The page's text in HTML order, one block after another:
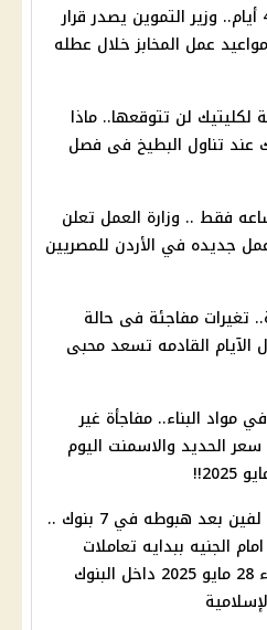
إجازة لمدة 4 أيام.. وزير التموين يصدر قرار
عمل المخابز خلال عطله
لن تتوقعها.. ماذا
عند تناول البطيخ فى فصل
24 ساعه فقط .. وزارة العمل تعلن
عمل جديده في الأردن للمصريين
تغيرات مفاجئة فى حالة
القادمه تسعد محبى
مواد البناء.. مفاجأة غير
الحديد والاسمنت اليوم
الاخضر وصل لفين بعد هبوطه في 7 بنوك ..
الجنيه ببدايه تعاملات
اليوم الأربعاء 28 مايو 2025 داخل البنوك